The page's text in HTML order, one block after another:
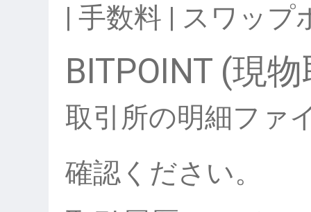
| 手数料 | スワップ
BITPOINT (現
取引所の明細ファ
確認ください。